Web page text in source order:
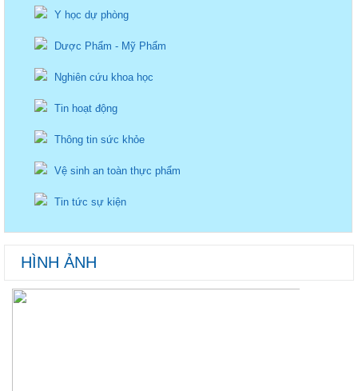
Y học dự phòng
Dược Phẩm - Mỹ Phẩm
Nghiên cứu khoa học
Tin hoạt động
Thông tin sức khỏe
Vệ sinh an toàn thực phẩm
Tin tức sự kiện
HÌNH ẢNH